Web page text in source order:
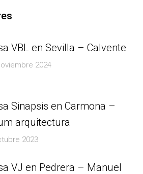
VBL en Sevilla – Calvente
2024
Sinapsis en Carmona –
arquitectura
2023
VJ en Pedrera – Manuel